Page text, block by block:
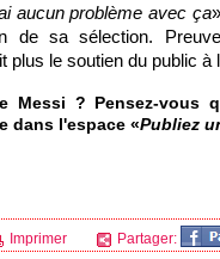
aucun problème avec ça
de sa sélection.
plus le soutien du public à
Messi ? Pensez-vous
dans l'espace «Publiez
Imprimer Partager: